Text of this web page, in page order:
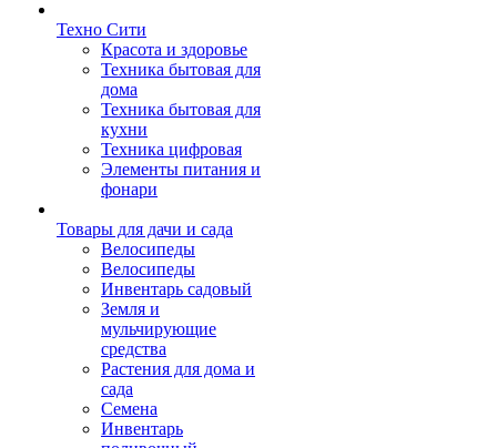
Техно Сити
Красота и здоровье
Техника бытовая для
дома
Техника бытовая для
кухни
Техника цифровая
Элементы питания и
фонари
Товары для дачи и сада
Велосипеды
Велосипеды
Инвентарь садовый
Земля и
мульчирующие
средства
Растения для дома и
сада
Семена
Инвентарь